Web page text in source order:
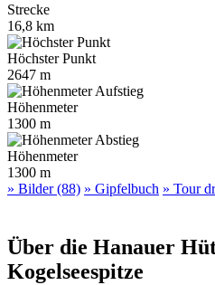
Strecke
16,8 km
Höchster Punkt
2647 m
Höhenmeter
1300 m
Höhenmeter
1300 m
» Bilder (88) » Gipfelbuch » Tour
Über die Hanauer
Kogelseespitze